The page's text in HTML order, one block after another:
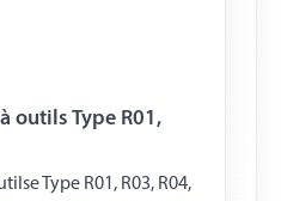
outils Type R01,
Type R01, R03, R04,